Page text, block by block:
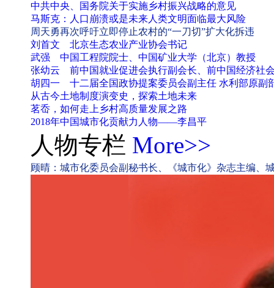
中共中央、国务院关于实施乡村振兴战略的意见
马斯克：人口崩溃或是未来人类文明面临最大风险
周天勇再次呼吁立即停止农村的“一刀切”扩大化拆违
刘首文 北京生态农业产业协会书记
武强 中国工程院院士、中国矿业大学（北京）教授
张幼云 前中国就业促进会执行副会长、前中国经济社
胡四一 十二届全国政协提案委员会副主任 水利部原副
从古今土地制度演变史，探索土地未来
茗岙，如何走上乡村高质量发展之路
2018年中国城市化贡献力人物——李昌平
人物专栏 More>>
顾晴：城市化委员会副秘书长、《城市化》杂志主编、